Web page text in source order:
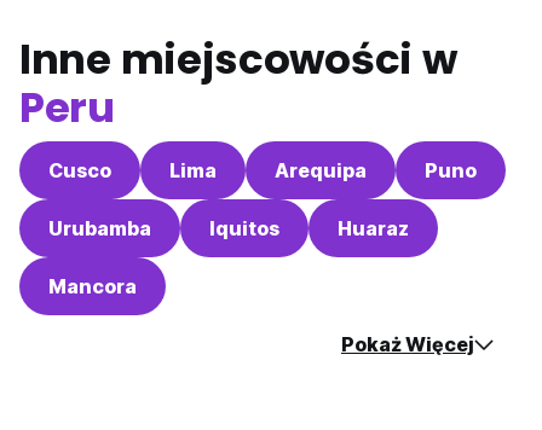
Inne miejscowości w
Peru
Cusco Lima Arequipa Puno
Urubamba Iquitos Huaraz
Mancora
Pokaż Więcej